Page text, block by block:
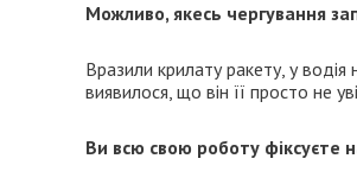
Можливо, якесь чергування
Вразили крилату ракету, у
виявилося, що він її просто не
Ви всю свою роботу фіксуєте